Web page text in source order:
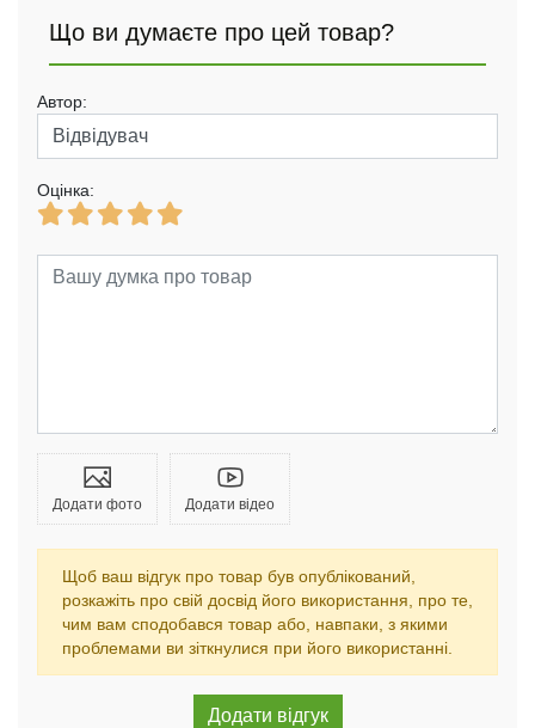
Що ви думаєте про цей товар?
Автор:
Оцінка:
Додати фото Додати відео
Щоб ваш відгук про товар був опублікований,
розкажіть про свій досвід його використання, про те,
чим вам сподобався товар або, навпаки, з якими
проблемами ви зіткнулися при його використанні.